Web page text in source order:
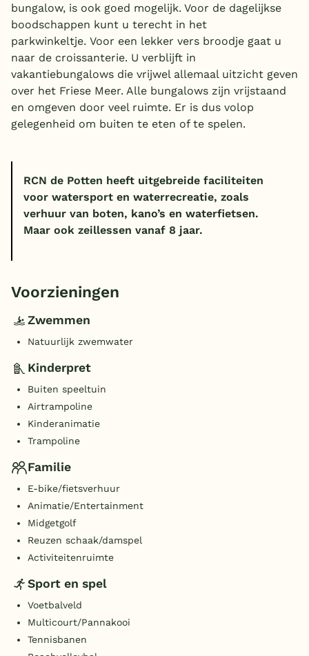
bungalow, is ook goed mogelijk. Voor de dagelijkse
boodschappen kunt u terecht in het
parkwinkeltje. Voor een lekker vers broodje gaat u
naar de croissanterie. U verblijft in
vakantiebungalows die vrijwel allemaal uitzicht geven
over het Friese Meer. Alle bungalows zijn vrijstaand
en omgeven door veel ruimte. Er is dus volop
gelegenheid om buiten te eten of te spelen.
RCN de Potten heeft uitgebreide faciliteiten
voor watersport en waterrecreatie, zoals
verhuur van boten, kano’s en waterfietsen.
Maar ook zeillessen vanaf 8 jaar.
Voorzieningen
Zwemmen
Natuurlijk zwemwater
Kinderpret
Buiten speeltuin
Airtrampoline
Kinderanimatie
Trampoline
Familie
E-bike/fietsverhuur
Animatie/Entertainment
Midgetgolf
Reuzen schaak/damspel
Activiteitenruimte
Sport en spel
Voetbalveld
Multicourt/Pannakooi
Tennisbanen